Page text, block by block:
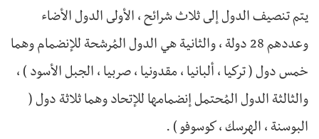
يتم تنصيف الدول إلى ثلاث شرائح ، الأولى الدول الأضاء
وعددهم 28 دولة ، والثانية هي الدول المُرشحة للإنضمام وهما
خمس دول ( تركيا ، ألبانيا ، مقدونيا ، صربيا ، الجبل الأسود ) ،
والثالثة الدول المُحتمل إنضمامها للإتحاد وهما ثلاثة دول (
البوسنة ، الهرسك ، كوسوفو ) .